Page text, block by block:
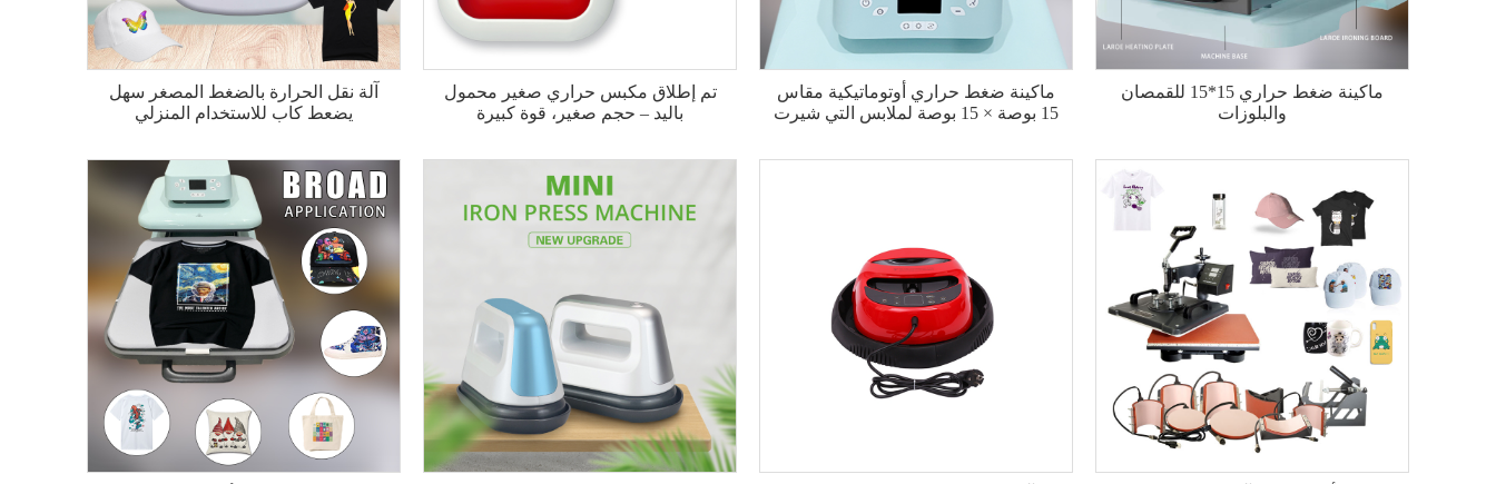
آلة نقل الحرارة بالضغط المصغر سهل
يضعط كاب للاستخدام المنزلي
تم إطلاق مكبس حراري صغير محمول
باليد – حجم صغير، قوة كبيرة
ماكينة ضغط حراري أوتوماتيكية مقاس
15 بوصة × 15 بوصة لملابس التي شيرت
ماكينة ضغط حراري 15*15 للقمصان
والبلوزات